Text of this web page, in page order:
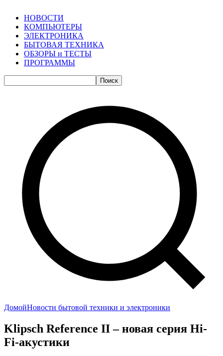
НОВОСТИ
КОМПЬЮТЕРЫ
ЭЛЕКТРОНИКА
БЫТОВАЯ ТЕХНИКА
ОБЗОРЫ и ТЕСТЫ
ПРОГРАММЫ
Поиск
ДомойНовости бытовой техники и электроники
Klipsch Reference II – новая серия Hi-
Fi-акустики